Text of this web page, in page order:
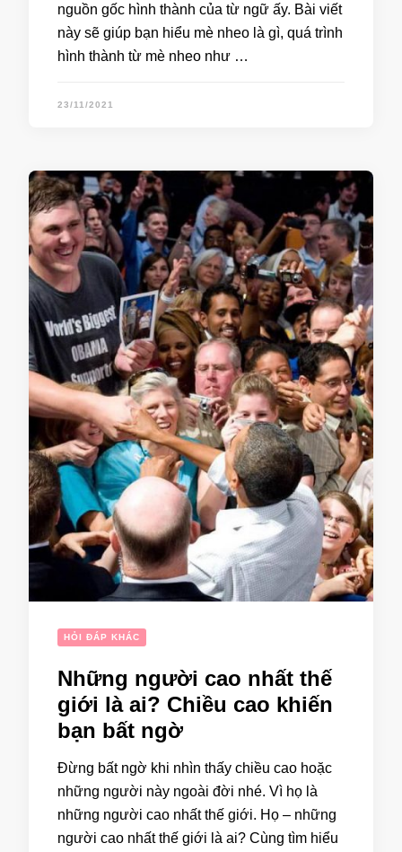
nguồn gốc hình thành của từ ngữ ấy. Bài viết
này sẽ giúp bạn hiểu mè nheo là gì, quá trình
hình thành từ mè nheo như …
23/11/2021
HỎI ĐÁP KHÁC
Những người cao nhất thế
giới là ai? Chiều cao khiến
bạn bất ngờ
Đừng bất ngờ khi nhìn thấy chiều cao hoặc
những người này ngoài đời nhé. Vì họ là
những người cao nhất thế giới. Họ – những
người cao nhất thế giới là ai? Cùng tìm hiểu